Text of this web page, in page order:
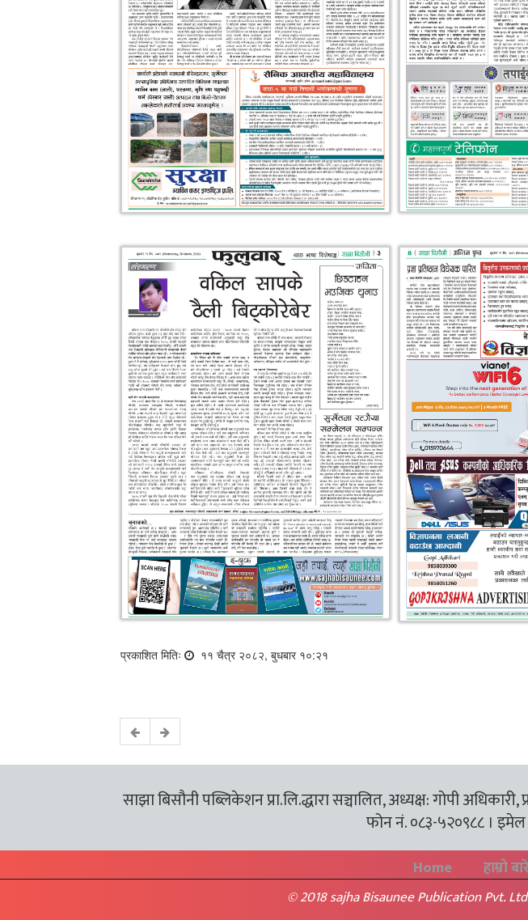
प्रकाशित मितिः ११ चैत्र २०८२, बुधबार १०:२१
साझा बिसौनी पब्लिकेशन प्रा.लि.द्धारा सञ्चालित, अध्यक्ष: गोपी
फोन नं. ०८३-५२०९८८ ।
Home हाम्रो
© 2018 sajha Bisaunee Publication Pvt.